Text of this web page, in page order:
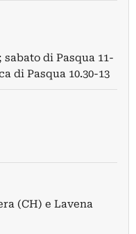
di Pasqua 11-
di Pasqua 10.30-13
(CH) e Lavena